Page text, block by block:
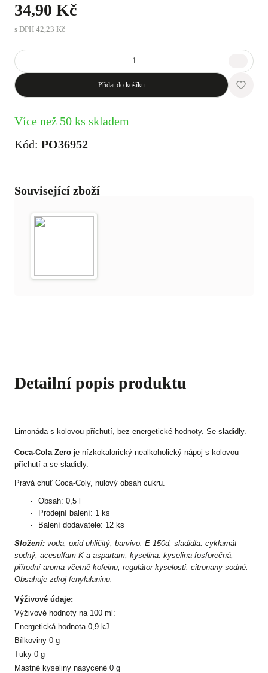
34,90 Kč
s DPH 42,23 Kč
Přidat do košíku
Více než 50 ks skladem
Kód: PO36952
Související zboží
Detailní popis produktu
Limonáda s kolovou příchutí, bez energetické hodnoty. Se sladidly.
Coca-Cola Zero je nízkokalorický nealkoholický nápoj s kolovou
příchutí a se sladidly.
Pravá chuť Coca-Coly, nulový obsah cukru.
Obsah: 0,5 l
Prodejní balení: 1 ks
Balení dodavatele: 12 ks
Složení: voda, oxid uhličitý, barvivo: E 150d, sladidla: cyklamát
sodný, acesulfam K a aspartam, kyselina: kyselina fosforečná,
přírodní aroma včetně kofeinu, regulátor kyselosti: citronany sodné.
Obsahuje zdroj fenylalaninu.
Výživové údaje:
Výživové hodnoty na 100 ml:
Energetická hodnota 0,9 kJ
Bílkoviny 0 g
Tuky 0 g
Mastné kyseliny nasycené 0 g